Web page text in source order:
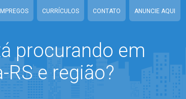
CURRÍCULOS CONTATO ANUNCIE AQUI
procurando em
e região?